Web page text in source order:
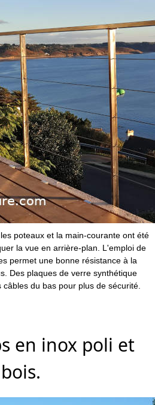
poteaux et la main-courante ont été
la vue en arrière-plan. L'emploi de
permet une bonne résistance à la
Des plaques de verre synthétique
du bas pour plus de sécurité.
en inox poli et
bois.